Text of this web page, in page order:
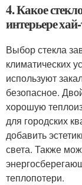
4. Какое
интерьере
Выбор стекла
климатических
используют
безопасное.
хорошую
для городских
добавить
света. Также
теплопотери.